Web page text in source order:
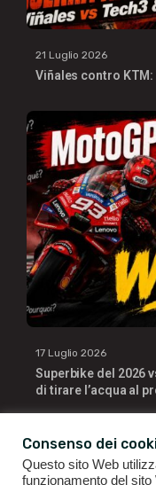
21 Luglio 2026
Viñales contro
17 Luglio 2026
Superbike del 2026
di tirare l’acqua al
Consenso dei
Questo sito Web
funzionamento del